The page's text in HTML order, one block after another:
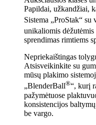
Papildai, užkandžiai,
Sistema „ProStak“
unikaliomis
sprendimas rimtiems
Nepriekaištingas
Atsisveikinkite su
mūsų plakimo
„BlenderBall®“, kurį
pažymėtuose
konsistencijos
be vargo.